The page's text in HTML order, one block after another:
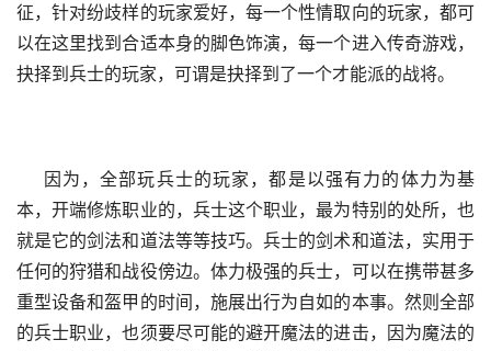
征，针对纷歧样的玩家爱好，每一个性情取向的玩家，都可
以在这里找到合适本身的脚色饰演，每一个进入传奇游戏，
抉择到兵士的玩家，可谓是抉择到了一个才能派的战将。
因为，全部玩兵士的玩家，都是以强有力的体力为基
本，开端修炼职业的，兵士这个职业，最为特别的处所，也
就是它的剑法和道法等等技巧。兵士的剑术和道法，实用于
任何的狩猎和战役傍边。体力极强的兵士，可以在携带甚多
重型设备和盔甲的时间，施展出行为自如的本事。然则全部
的兵士职业，也须要尽可能的避开魔法的进击，因为魔法的